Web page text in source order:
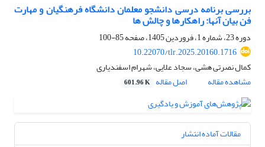
بررسی برنامه درسی دانشجو معلمان دانشگاه فرهنگیان و مهارت
فن بیان آنها: راهکارها و چالش ها
دوره 23، شماره 1، فروردین 1405، صفحه
85-100
10.22070/tlr.2025.20160.1716
کمال نصرتی هشی، سجاد علایی، شهرام اسفندیاری
مشاهده مقاله
اصل مقاله 601.96 K
مقالات آماده انتشار